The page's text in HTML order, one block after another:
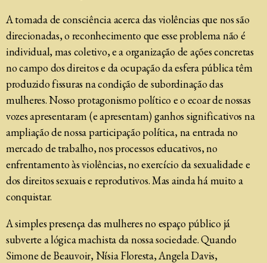
A tomada de consciência acerca das violências que nos são
direcionadas, o reconhecimento que esse problema não é
individual, mas coletivo, e a organização de ações concretas
no campo dos direitos e da ocupação da esfera pública têm
produzido fissuras na condição de subordinação das
mulheres. Nosso protagonismo político e o ecoar de nossas
vozes apresentaram (e apresentam) ganhos significativos na
ampliação de nossa participação política, na entrada no
mercado de trabalho, nos processos educativos, no
enfrentamento às violências, no exercício da sexualidade e
dos direitos sexuais e reprodutivos. Mas ainda há muito a
conquistar.
A simples presença das mulheres no espaço público já
subverte a lógica machista da nossa sociedade. Quando
Simone de Beauvoir, Nísia Floresta, Angela Davis,